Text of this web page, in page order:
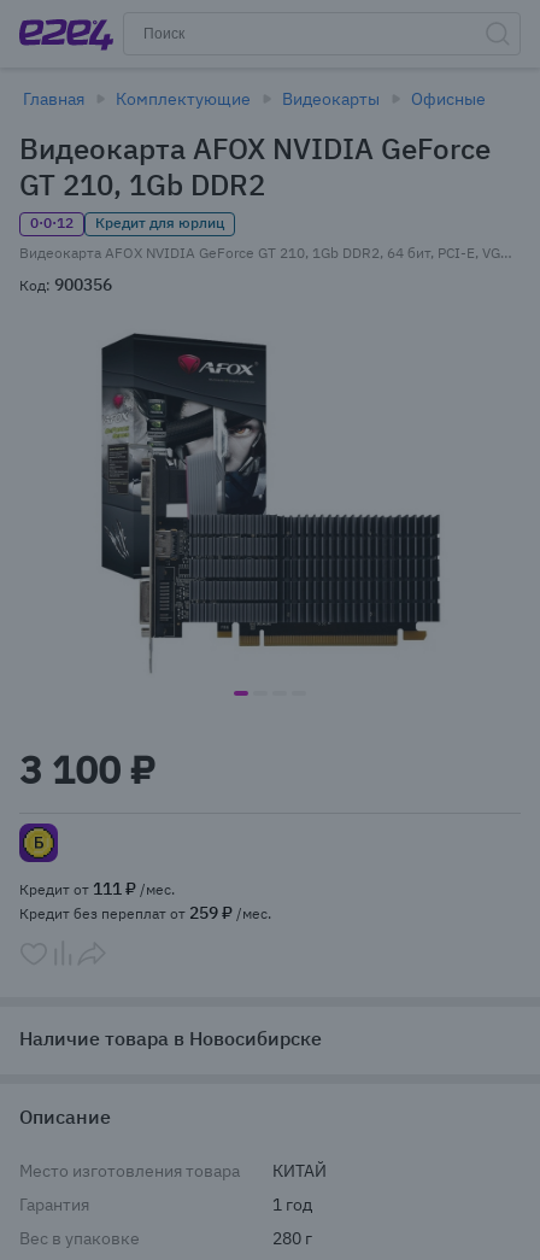
Главная Комплектующие Видеокарты Офисные
Видеокарта AFOX NVIDIA GeForce
GT 210, 1Gb DDR2
0·0·12
Кредит для юрлиц
Видеокарта AFOX NVIDIA GeForce GT 210, 1Gb DDR2, 64 бит, PCI-E, VGA, DVI, HDMI, Retail (AF210-1024D2LG2)
Код: 900356
item
of
4
3 100 ₽
Кредит от 111 ₽ /мес.
Кредит без переплат от 259 ₽ /мес.
Наличие товара в Новосибирске
Описание
Место изготовления товара
КИТАЙ
Гарантия
1 год
Вес в упаковке
280 г